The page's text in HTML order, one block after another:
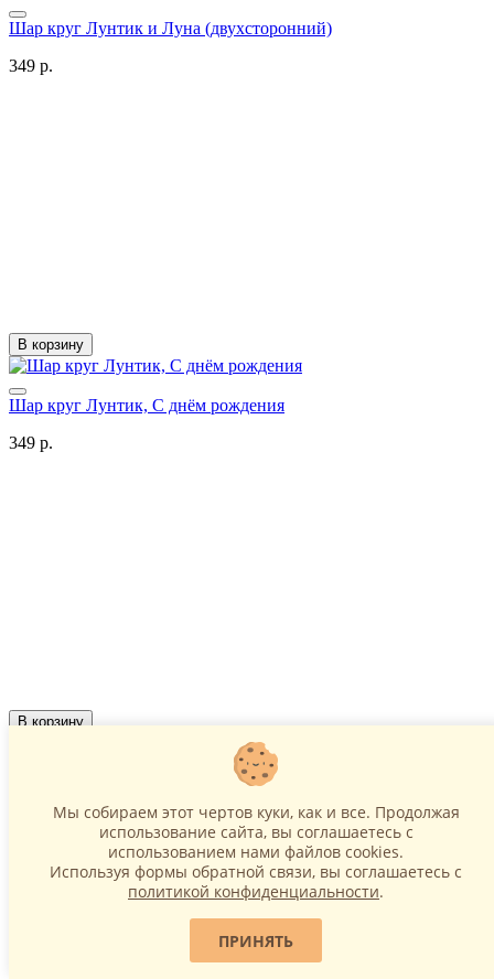
Шар круг Лунтик и Луна (двухсторонний)
349 р.
В корзину
Шар круг Лунтик, С днём рождения
349 р.
В корзину
Шар ходячий, лошадка бежевая (147 см)
1 399 р.Мы собираем этот чертов куки, как и все. Продолжая
использование сайта, вы соглашаетесь c
использованием нами файлов cookies.
Используя формы обратной связи, вы соглашаетесь с
политикой конфиденциальности.
ПРИНЯТЬ